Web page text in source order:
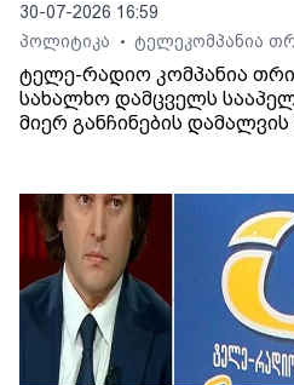
30-07-2026 16:59
პოლიტიკა
• ტელეკომპანია
ტელე-რადიო კომპანია
სახალხო დამცველს
მიერ განჩინების დამალვის